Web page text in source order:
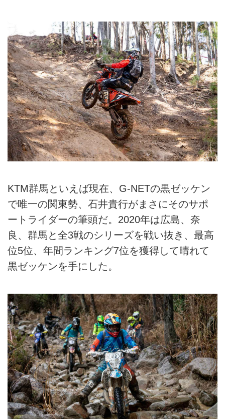
KTM群馬といえば現在、G-NETの黒ゼッケン
で唯一の関東勢、石井貴行がまさにそのサポ
ートライダーの筆頭だ。2020年は広島、奈
良、群馬と全3戦のシリーズを戦い抜き、最高
位5位、年間ランキング7位を獲得して晴れて
黒ゼッケンを手にした。